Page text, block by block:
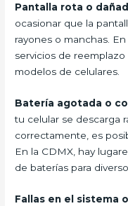
Pantalla rota o
ocasionar que la
rayones o manchas.
servicios de
modelos de celulares.
Batería agotada o
tu celular se descarga
correctamente, es
En la CDMX, hay
de baterías para
Fallas en el sistema